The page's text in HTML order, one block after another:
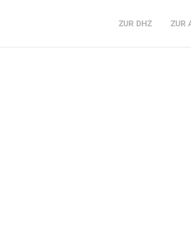
ZUR DHZ ZUR